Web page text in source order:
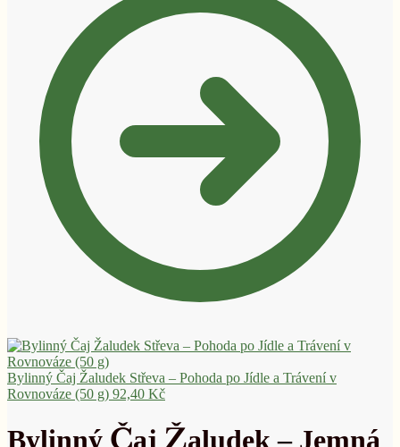
Bylinný Čaj Žaludek Střeva – Pohoda po Jídle a Trávení v
Rovnováze (50 g) 92,40 Kč
Bylinný Čaj Žaludek – Jemná